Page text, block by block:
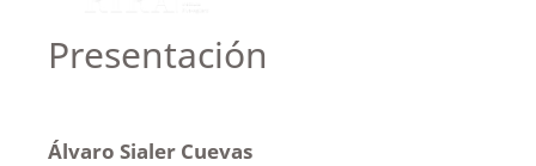
Presentación
Álvaro Sialer Cuevas